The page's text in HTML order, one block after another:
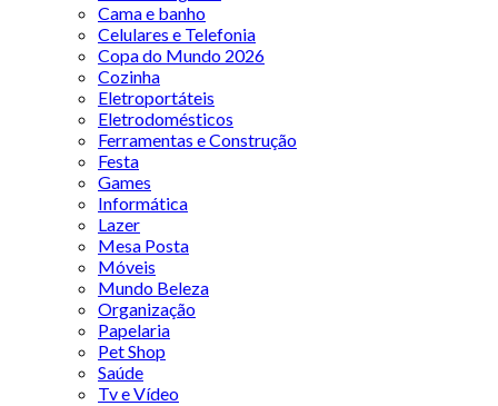
Cama e banho
Celulares e Telefonia
Copa do Mundo 2026
Cozinha
Eletroportáteis
Eletrodomésticos
Ferramentas e Construção
Festa
Games
Informática
Lazer
Mesa Posta
Móveis
Mundo Beleza
Organização
Papelaria
Pet Shop
Saúde
Tv e Vídeo